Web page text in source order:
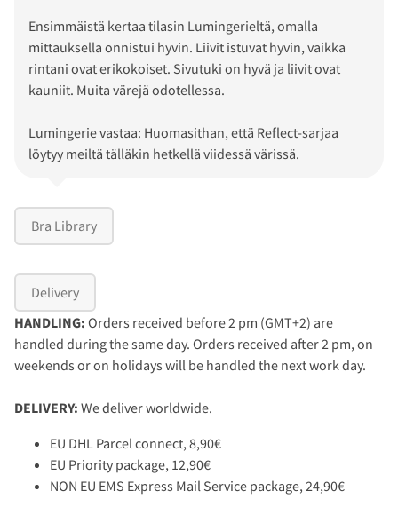
Ensimmäistä kertaa tilasin Lumingerieltä, omalla
mittauksella onnistui hyvin. Liivit istuvat hyvin, vaikka
rintani ovat erikokoiset. Sivutuki on hyvä ja liivit ovat
kauniit. Muita värejä odotellessa.
Lumingerie vastaa: Huomasithan, että Reflect-sarjaa
löytyy meiltä tälläkin hetkellä viidessä värissä.
Bra Library
Delivery
HANDLING: Orders received before 2 pm (GMT+2) are
handled during the same day. Orders received after 2 pm, on
weekends or on holidays will be handled the next work day.
DELIVERY: We deliver worldwide.
EU DHL Parcel connect, 8,90€
EU Priority package, 12,90€
NON EU EMS Express Mail Service package, 24,90€